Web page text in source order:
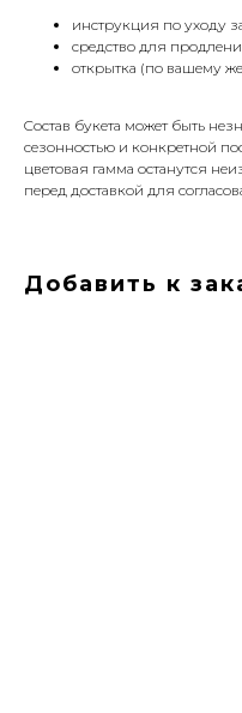
инструкция по уходу
средство для
открытка (по вашему
Cостав букета может быть
сезонностью и конкретной
цветовая гамма останутся
перед доставкой для
Добавить к